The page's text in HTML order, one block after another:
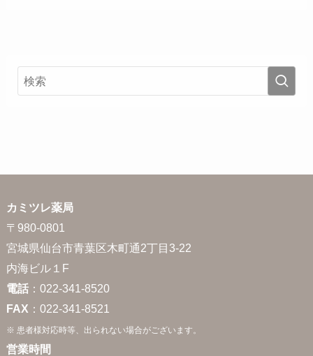
カミツレ薬局
〒980-0801
宮城県仙台市青葉区木町通2丁目3-22
内海ビル１F
電話：022-341-8520
FAX ：022-341-8521
※ 患者様対応時等、出られない場合がございます。
営業時間